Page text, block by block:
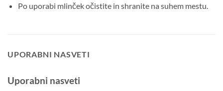
Po uporabi mlinček očistite in shranite na suhem mestu.
UPORABNI NASVETI
Uporabni nasveti